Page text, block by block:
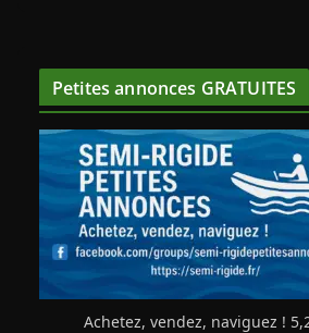
Petites annonces GRATUITES
Achetez, vendez, naviguez !